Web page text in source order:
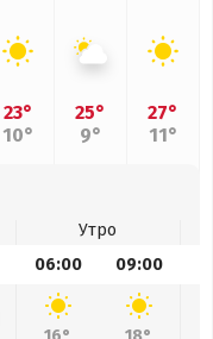
23°
10°
25°
9°
27°
11°
Утро
06:00 09:00